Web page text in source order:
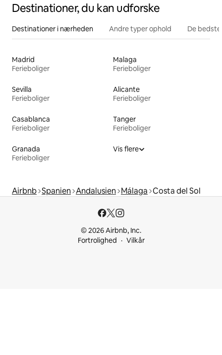
Destinationer, du kan udforske
Destinationer i nærheden Andre typer ophold De
Madrid
Ferieboliger
Malaga
Ferieboliger
Sevilla
Ferieboliger
Alicante
Ferieboliger
Casablanca
Ferieboliger
Tanger
Ferieboliger
Granada
Ferieboliger
Vis flere
Airbnb Spanien Andalusien Málaga Costa del Sol
© 2026 Airbnb, Inc.
Fortrolighed
Vilkår